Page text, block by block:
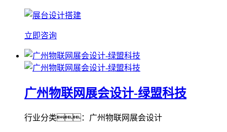
立即咨询
广州物联网展会设计-绿盟科技
行业分类：广州物联网展会设计